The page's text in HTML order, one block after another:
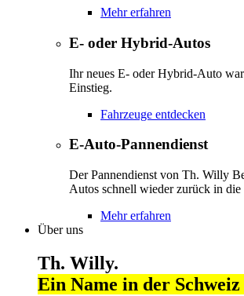
Mehr erfahren
E- oder Hybrid-Autos
Ihr neues E- oder Hybrid-Auto
Einstieg.
Fahrzeuge entdecken
E-Auto-Pannendienst
Der Pannendienst von Th. Willy
Autos schnell wieder zurück in die
Mehr erfahren
Über uns
Th. Willy.
Ein Name in der Schweiz